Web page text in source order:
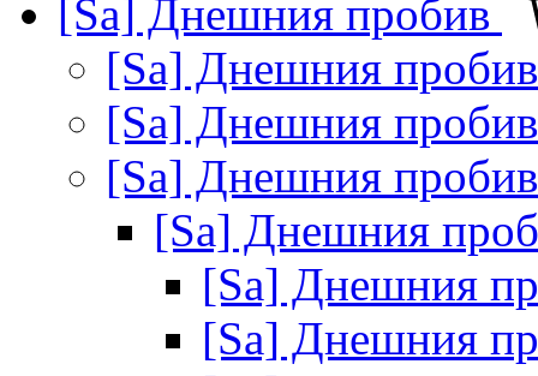
[Sa] Днешния пробив
[Sa] Днешния
[Sa] Днешния
[Sa] Днешния
[Sa] Днешния
[Sa] Днешния
[Sa] Днешния